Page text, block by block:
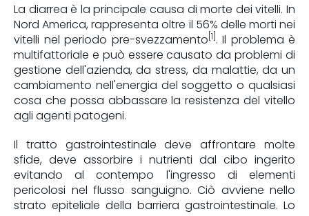
La diarrea è la principale causa di morte dei vitelli. In
Nord America, rappresenta oltre il 56% delle morti nei
vitelli nel periodo pre-svezzamento [1] . Il problema è
multifattoriale e può essere causato da problemi di
gestione dell'azienda, da stress, da malattie, da un
cambiamento nell'energia del soggetto o qualsiasi
cosa che possa abbassare la resistenza del vitello
agli agenti patogeni.
Il tratto gastrointestinale deve affrontare molte
sfide, deve assorbire i nutrienti dal cibo ingerito
evitando al contempo l'ingresso di elementi
pericolosi nel flusso sanguigno. Ciò avviene nello
strato epiteliale della barriera gastrointestinale. Lo